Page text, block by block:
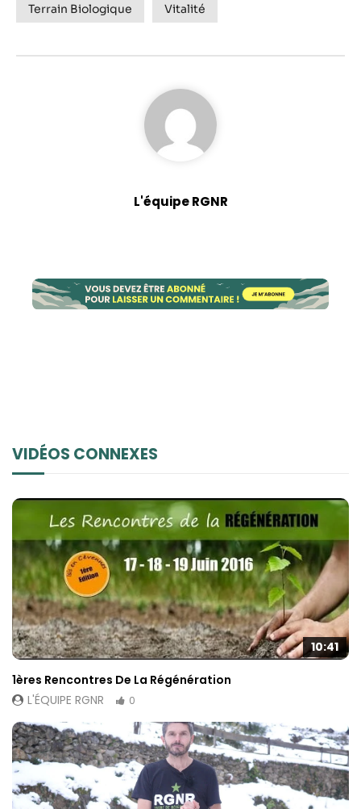
Terrain Biologique Vitalité
L'équipe RGNR
VIDÉOS CONNEXES
10:41
1ères Rencontres De La Régénération
L'ÉQUIPE RGNR
0